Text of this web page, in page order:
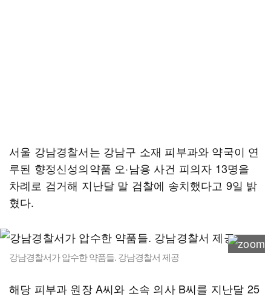
서울 강남경찰서는 강남구 소재 피부과와 약국이 연
루된 향정신성의약품 오·남용 사건 피의자 13명을
차례로 검거해 지난달 말 검찰에 송치했다고 9일 밝
혔다.
강남경찰서가 압수한 약품들. 강남경찰서 제공
해당 피부과 원장 A씨와 소속 의사 B씨를 지난달 25